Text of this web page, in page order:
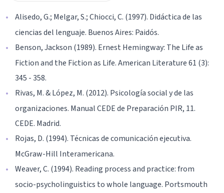
Alisedo, G.; Melgar, S.; Chiocci, C. (1997). Didáctica de las
ciencias del lenguaje. Buenos Aires: Paidós.
Benson, Jackson (1989). Ernest Hemingway: The Life as
Fiction and the Fiction as Life. American Literature 61 (3):
345 - 358.
Rivas, M. & López, M. (2012). Psicología social y de las
organizaciones. Manual CEDE de Preparación PIR, 11.
CEDE. Madrid.
Rojas, D. (1994). Técnicas de comunicación ejecutiva.
McGraw-Hill Interamericana.
Weaver, C. (1994). Reading process and practice: from
socio-psycholinguistics to whole language. Portsmouth